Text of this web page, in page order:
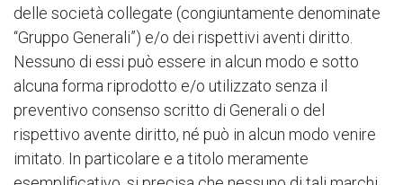
delle società collegate (congiuntamente denominate
“Gruppo Generali”) e/o dei rispettivi aventi diritto.
Nessuno di essi può essere in alcun modo e sotto
alcuna forma riprodotto e/o utilizzato senza il
preventivo consenso scritto di Generali o del
rispettivo avente diritto, né può in alcun modo venire
imitato. In particolare e a titolo meramente